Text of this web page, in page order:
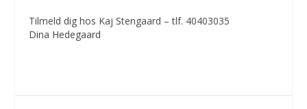
Tilmeld dig hos Kaj Stengaard – tlf. 40403035
Dina Hedegaard